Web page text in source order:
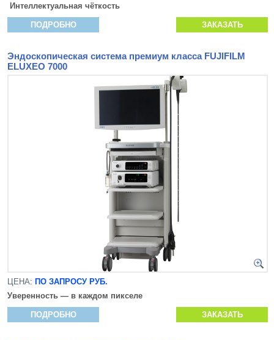
Интеллектуальная чёткость
ПОДРОБНО ЗАКАЗАТЬ
Эндоскопическая система премиум класса FUJIFILM
ELUXEO 7000
ЦЕНА: ПО ЗАПРОСУ РУБ.
Уверенность — в каждом пикселе
ПОДРОБНО ЗАКАЗАТЬ